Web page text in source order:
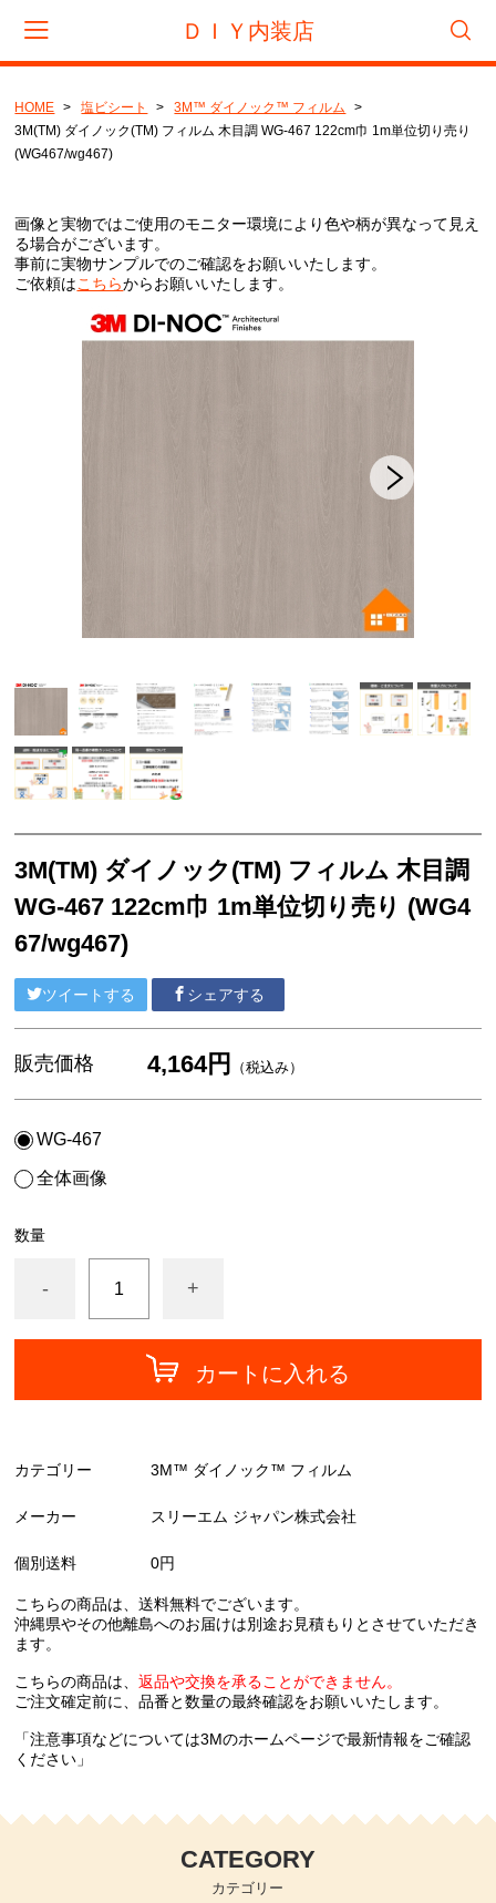
ＤＩＹ内装店
フロアタイル
サンゲツ
タジマ
ベルビアン
リアテック
クッションフロア
襖引き手
ソフト巾木
サンゲツ
中川ケミカル
フォグラス
HOME 塩ビシート
3M™ ダイノック™ フィルム
3M(TM) ダイノック(TM) フィルム 木目調 WG-467 122cm巾 1m単位切り売り
(WG467/wg467)
画像と実物ではご使用のモニター環境により色や柄が異なって見え
る場合がございます。
事前に実物サンプルでのご確認をお願いいたします。
ご依頼はこちらからお願いいたします。
3M(TM) ダイノック(TM) フィルム 木目調
WG-467 122cm巾 1m単位切り売り (WG4
67/wg467)
ツイートする シェアする
販売価格 4,164円 （税込み）
WG-467
全体画像
数量
- +
カートに入れる
カテゴリー 3M™ ダイノック™ フィルム
メーカー スリーエム ジャパン株式会社
個別送料 0円
こちらの商品は、送料無料でございます。
沖縄県やその他離島へのお届けは別途お見積もりとさせていただき
ます。
こちらの商品は、返品や交換を承ることができません。
ご注文確定前に、品番と数量の最終確認をお願いいたします。
「注意事項などについては3Mのホームページで最新情報をご確認
ください」
CATEGORY
カテゴリー